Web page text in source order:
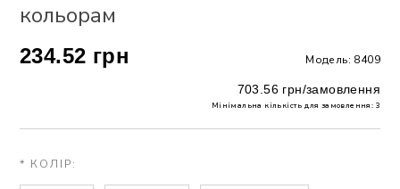
кольорам
234.52 грн Модель: 8409
703.56 грн/замовлення
Мінімальна кількість для замовлення: 3
* КОЛІР: